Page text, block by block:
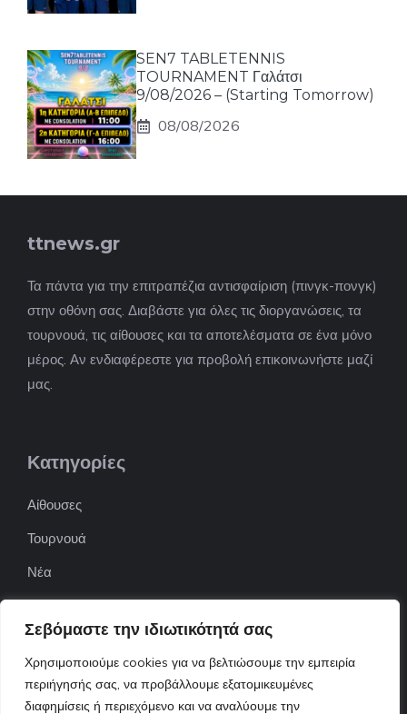
Σεβόμαστε την ιδιωτικότητά σας
Χρησιμοποιούμε cookies για να βελτιώσουμε την εμπειρία
περιήγησής σας, να προβάλλουμε εξατομικευμένες
διαφημίσεις ή περιεχόμενο και να αναλύουμε την
SEN7 TABLETENNIS
TOURNAMENT Γαλάτσι
9/08/2026 – (Starting Tomorrow)
08/08/2026
ttnews.gr
Τα πάντα για την επιτραπέζια αντισφαίριση (πινγκ-πονγκ)
στην οθόνη σας. Διαβάστε για όλες τις διοργανώσεις, τα
τουρνουά, τις αίθουσες και τα αποτελέσματα σε ένα μόνο
μέρος. Αν ενδιαφέρεστε για προβολή επικοινωνήστε μαζί
μας.
Κατηγορίες
Αίθουσες
Τουρνουά
Νέα
Επιχειρήσεις
ΠΟΦΕΠΑ
ΕΦΟΕΠΑ
Επικοινωνία